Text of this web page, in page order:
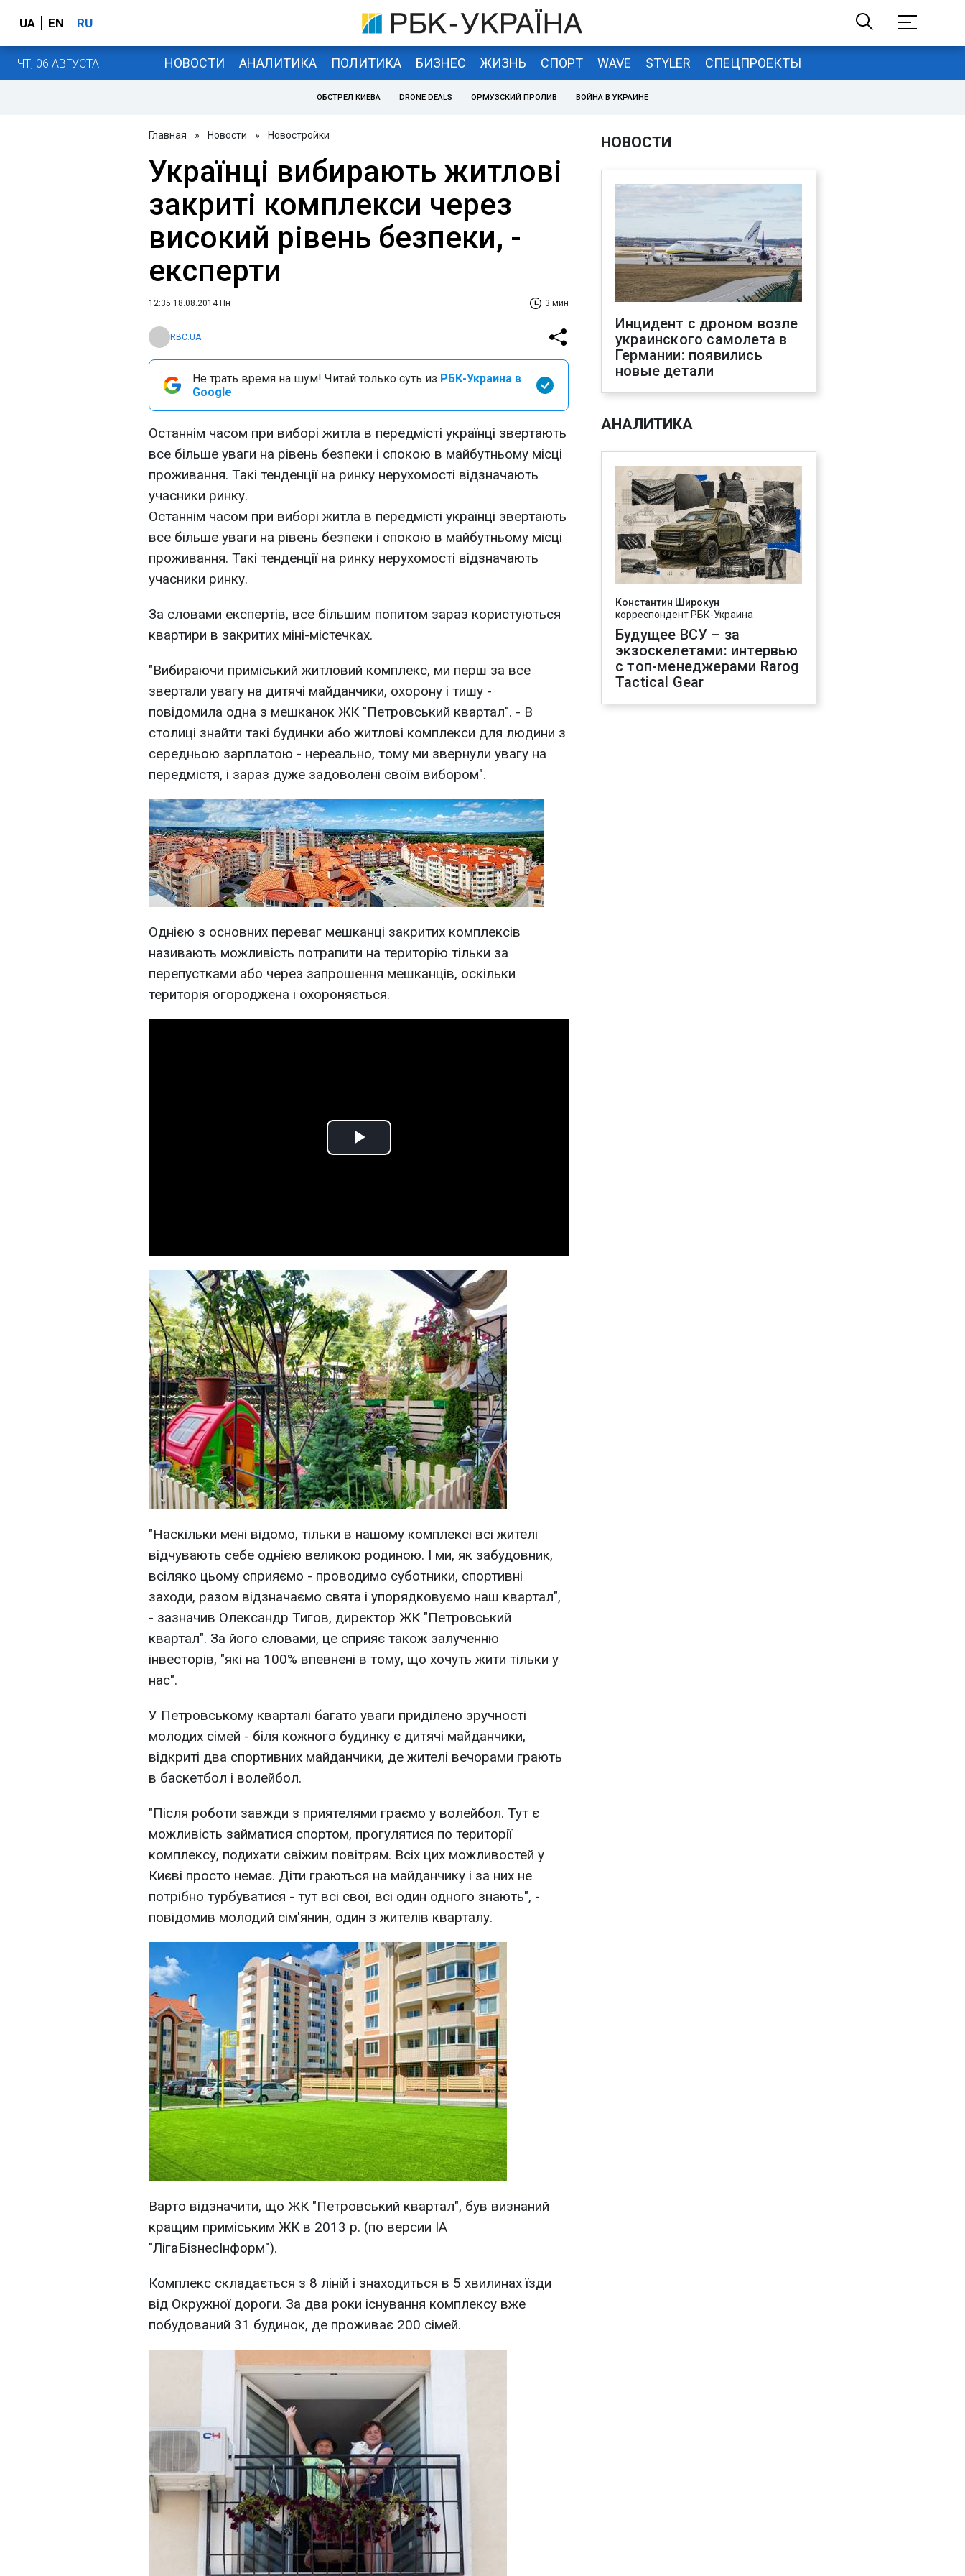
UA EN RU
ЧТ, 06 АВГУСТА НОВОСТИ АНАЛИТИКА ПОЛИТИКА БИЗНЕС ЖИЗНЬ СПОРТ WAVE STYLER СПЕЦПРОЕКТЫ
ОБСТРЕЛ КИЕВА DRONE DEALS ОРМУЗСКИЙ ПРОЛИВ ВОЙНА В УКРАИНЕ
Главная » Новости » Новостройки
Українці вибирають житлові
закриті комплекси через
високий рівень безпеки, -
експерти
12:35 18.08.2014 Пн 3 мин
RBC.UA
Не трать время на шум! Читай только суть из РБК-Украина в
Google
Останнім часом при виборі житла в передмісті українці звертають
все більше уваги на рівень безпеки і спокою в майбутньому місці
проживання. Такі тенденції на ринку нерухомості відзначають
учасники ринку.
Останнім часом при виборі житла в передмісті українці звертають
все більше уваги на рівень безпеки і спокою в майбутньому місці
проживання. Такі тенденції на ринку нерухомості відзначають
учасники ринку.
За словами експертів, все більшим попитом зараз користуються
квартири в закритих міні-містечках.
"Вибираючи приміський житловий комплекс, ми перш за все
звертали увагу на дитячі майданчики, охорону і тишу -
повідомила одна з мешканок ЖК "Петровський квартал". - В
столиці знайти такі будинки або житлові комплекси для людини з
середньою зарплатою - нереально, тому ми звернули увагу на
передмістя, і зараз дуже задоволені своїм вибором".
Однією з основних переваг мешканці закритих комплексів
називають можливість потрапити на територію тільки за
перепустками або через запрошення мешканців, оскільки
територія огороджена і охороняється.
Play
"Наскільки мені відомо, тільки в нашому комплексі всі жителі
відчувають себе однією великою родиною. І ми, як забудовник,
всіляко цьому сприяємо - проводимо суботники, спортивні
заходи, разом відзначаємо свята і упорядковуємо наш квартал",
- зазначив Олександр Тигов, директор ЖК "Петровський
квартал". За його словами, це сприяє також залученню
інвесторів, "які на 100% впевнені в тому, що хочуть жити тільки у
нас".
У Петровському кварталі багато уваги приділено зручності
молодих сімей - біля кожного будинку є дитячі майданчики,
відкриті два спортивних майданчики, де жителі вечорами грають
в баскетбол і волейбол.
"Після роботи завжди з приятелями граємо у волейбол. Тут є
можливість займатися спортом, прогулятися по території
комплексу, подихати свіжим повітрям. Всіх цих можливостей у
Києві просто немає. Діти граються на майданчику і за них не
потрібно турбуватися - тут всі свої, всі один одного знають", -
повідомив молодий сім'янин, один з жителів кварталу.
Варто відзначити, що ЖК "Петровський квартал", був визнаний
кращим приміським ЖК в 2013 р. (по версии ІА
"ЛігаБізнесІнформ").
Комплекс складається з 8 ліній і знаходиться в 5 хвилинах їзди
від Окружної дороги. За два роки існування комплексу вже
побудований 31 будинок, де проживає 200 сімей.
НОВОСТИ
Инцидент с дроном возле
украинского самолета в
Германии: появились
новые детали
АНАЛИТИКА
Константин Широкун
корреспондент РБК-Украина
Будущее ВСУ – за
экзоскелетами: интервью
с топ-менеджерами Rarog
Tactical Gear